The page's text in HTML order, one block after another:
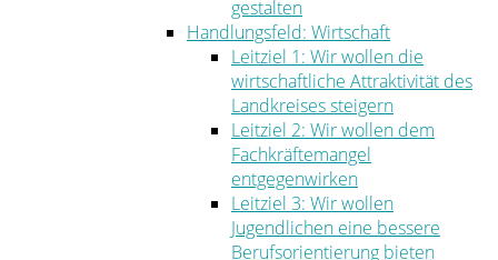
gestalten
Handlungsfeld: Wirtschaft
Leitziel 1: Wir wollen die
wirtschaftliche Attraktivität des
Landkreises steigern
Leitziel 2: Wir wollen dem
Fachkräftemangel
entgegenwirken
Leitziel 3: Wir wollen
Jugendlichen eine bessere
Berufsorientierung bieten